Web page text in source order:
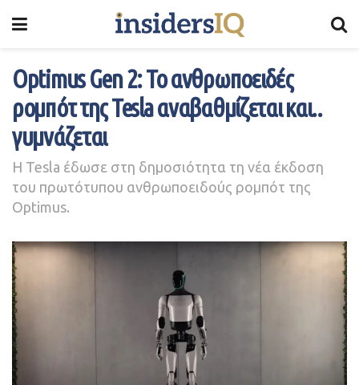
Optimus Gen 2: To ανθρωποειδές
ρομπότ της Tesla αναβαθμίζεται και..
γυμνάζεται
Η Tesla έδωσε στη δημοσιότητα τη νέα έκδοση
του πρωτότυπου ανθρωποειδούς ρομπότ της
Optimus.